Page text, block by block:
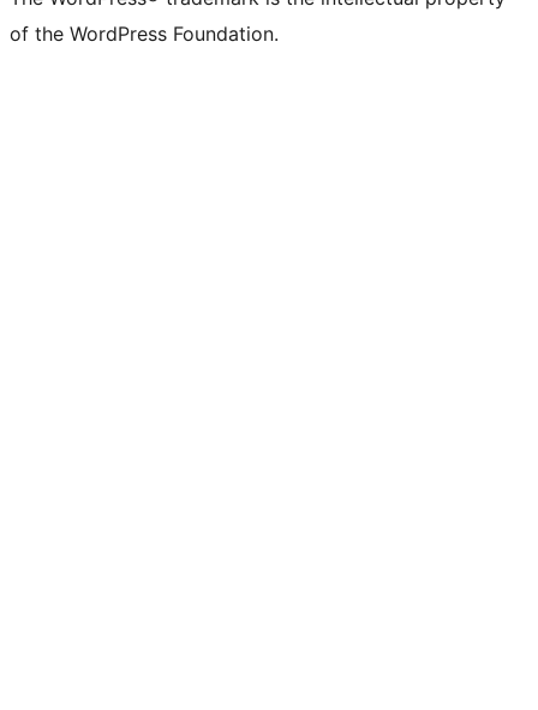
of the WordPress Foundation.